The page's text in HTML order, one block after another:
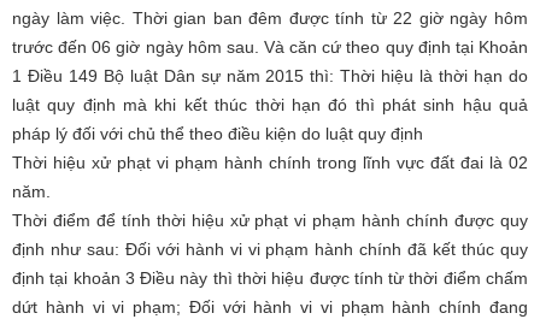
ngày làm việc. Thời gian ban đêm được tính từ 22 giờ ngày hôm
trước đến 06 giờ ngày hôm sau. Và căn cứ theo quy định tại Khoản
1 Điều 149 Bộ luật Dân sự năm 2015 thì: Thời hiệu là thời hạn do
luật quy định mà khi kết thúc thời hạn đó thì phát sinh hậu quả
pháp lý đối với chủ thể theo điều kiện do luật quy định
Thời hiệu xử phạt vi phạm hành chính trong lĩnh vực đất đai là 02
năm.
Thời điểm để tính thời hiệu xử phạt vi phạm hành chính được quy
định như sau: Đối với hành vi vi phạm hành chính đã kết thúcquy
định tại khoản 3 Điều này thì thời hiệu được tính từ thời điểm chấm
dứt hành vi vi phạm; Đối với hành vi vi phạm hành chính đang